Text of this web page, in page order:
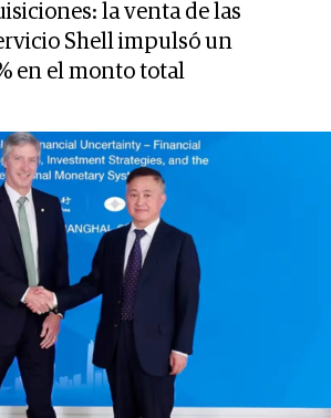
la venta de las
Shell impulsó un
en el monto total